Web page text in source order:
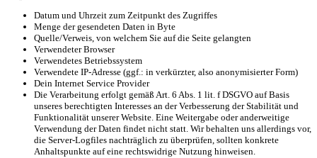
Datum und Uhrzeit zum Zeitpunkt des Zugriffes
Menge der gesendeten Daten in Byte
Quelle/Verweis, von welchem Sie auf die Seite gelangten
Verwendeter Browser
Verwendetes Betriebssystem
Verwendete IP-Adresse (ggf.: in verkürzter, also anonymisierter Form)
Dein Internet Service Provider
Die Verarbeitung erfolgt gemäß Art. 6 Abs. 1 lit. f DSGVO auf Basis
unseres berechtigten Interesses an der Verbesserung der Stabilität und
Funktionalität unserer Website. Eine Weitergabe oder anderweitige
Verwendung der Daten findet nicht statt. Wir behalten uns allerdings vor,
die Server-Logfiles nachträglich zu überprüfen, sollten konkrete
Anhaltspunkte auf eine rechtswidrige Nutzung hinweisen.